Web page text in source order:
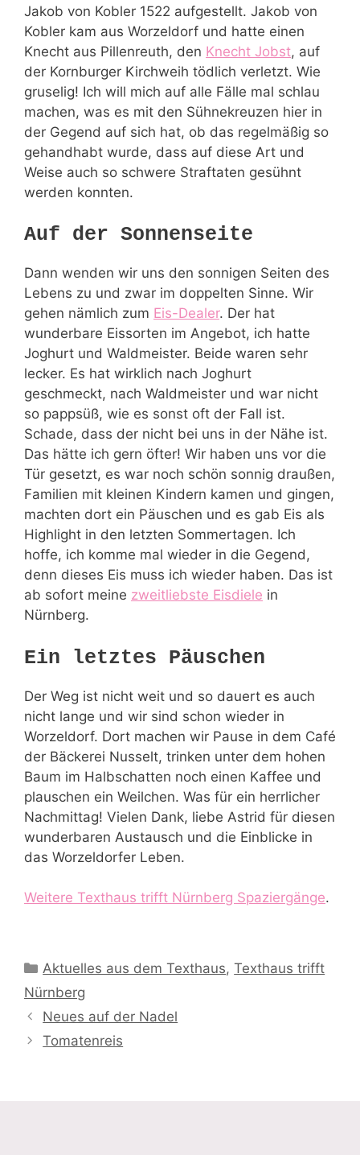
Jakob von Kobler 1522 aufgestellt. Jakob von
Kobler kam aus Worzeldorf und hatte einen
Knecht aus Pillenreuth, den Knecht Jobst, auf
der Kornburger Kirchweih tödlich verletzt. Wie
gruselig! Ich will mich auf alle Fälle mal schlau
machen, was es mit den Sühnekreuzen hier in
der Gegend auf sich hat, ob das regelmäßig so
gehandhabt wurde, dass auf diese Art und
Weise auch so schwere Straftaten gesühnt
werden konnten.
Auf der Sonnenseite
Dann wenden wir uns den sonnigen Seiten des
Lebens zu und zwar im doppelten Sinne. Wir
gehen nämlich zum Eis-Dealer. Der hat
wunderbare Eissorten im Angebot, ich hatte
Joghurt und Waldmeister. Beide waren sehr
lecker. Es hat wirklich nach Joghurt
geschmeckt, nach Waldmeister und war nicht
so pappsüß, wie es sonst oft der Fall ist.
Schade, dass der nicht bei uns in der Nähe ist.
Das hätte ich gern öfter! Wir haben uns vor die
Tür gesetzt, es war noch schön sonnig draußen,
Familien mit kleinen Kindern kamen und gingen,
machten dort ein Päuschen und es gab Eis als
Highlight in den letzten Sommertagen. Ich
hoffe, ich komme mal wieder in die Gegend,
denn dieses Eis muss ich wieder haben. Das ist
ab sofort meine zweitliebste Eisdiele in
Nürnberg.
Ein letztes Päuschen
Der Weg ist nicht weit und so dauert es auch
nicht lange und wir sind schon wieder in
Worzeldorf. Dort machen wir Pause in dem Café
der Bäckerei Nusselt, trinken unter dem hohen
Baum im Halbschatten noch einen Kaffee und
plauschen ein Weilchen. Was für ein herrlicher
Nachmittag! Vielen Dank, liebe Astrid für diesen
wunderbaren Austausch und die Einblicke in
das Worzeldorfer Leben.
Weitere Texthaus trifft Nürnberg Spaziergänge.
Kategorien
Aktuelles aus dem Texthaus,Texthaus trifft
Nürnberg
Neues auf der Nadel
Tomatenreis